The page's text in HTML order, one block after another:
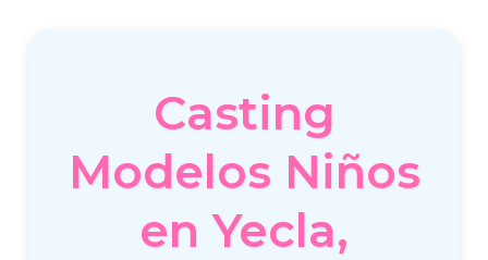
Casting
Modelos Niños
en Yecla,